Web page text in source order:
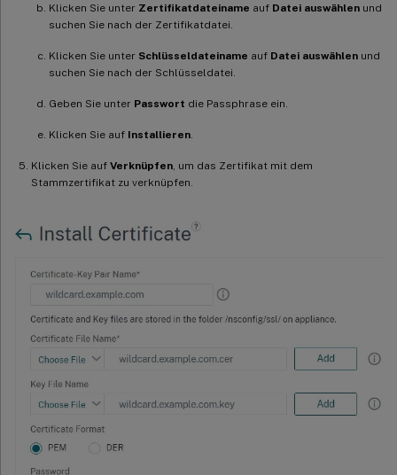
Klicken Sie unter Zertifikatdateiname auf Datei auswählen und
suchen Sie nach der Zertifikatdatei.
Klicken Sie unter Schlüsseldateiname auf Datei auswählen und
suchen Sie nach der Schlüsseldatei.
Geben Sie unter Passwort die Passphrase ein.
Klicken Sie auf Installieren
Klicken Sie auf Verknüpfen , um das Zertifikat mit dem
Stammzertifikat zu verknüpfen.